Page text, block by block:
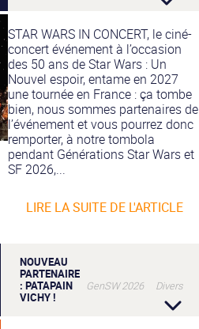
STAR WARS IN CONCERT, le ciné-
concert événement à l’occasion
des 50 ans de Star Wars : Un
Nouvel espoir, entame en 2027
une tournée en France : ça tombe
bien, nous sommes partenaires de
l’événement et vous pourrez donc
remporter, à notre tombola
pendant Générations Star Wars et
SF 2026,...
LIRE LA SUITE DE L'ARTICLE
NOUVEAU
PARTENAIRE
: PATAPAIN
VICHY !
GenSW 2026 Divers